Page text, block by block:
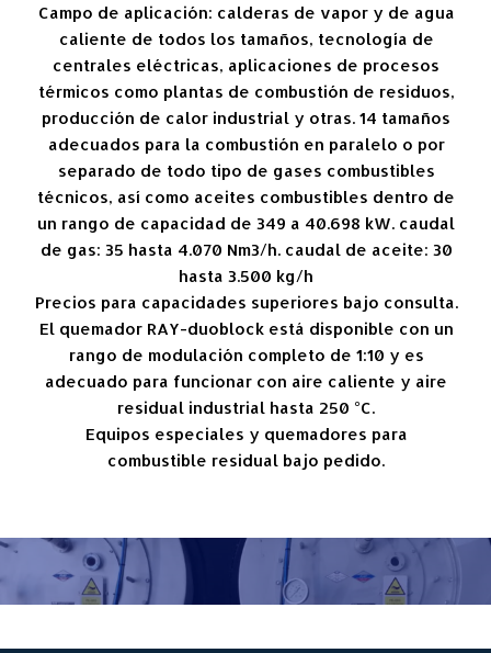
Campo de aplicación: calderas de vapor y de agua
caliente de todos los tamaños, tecnología de
centrales eléctricas, aplicaciones de procesos
térmicos como plantas de combustión de residuos,
producción de calor industrial y otras. 14 tamaños
adecuados para la combustión en paralelo o por
separado de todo tipo de gases combustibles
técnicos, así como aceites combustibles dentro de
un rango de capacidad de 349 a 40.698 kW. caudal
de gas: 35 hasta 4.070 Nm3/h. caudal de aceite: 30
hasta 3.500 kg/h
Precios para capacidades superiores bajo consulta.
El quemador RAY-duoblock está disponible con un
rango de modulación completo de 1:10 y es
adecuado para funcionar con aire caliente y aire
residual industrial hasta 250 °C.
Equipos especiales y quemadores para
combustible residual bajo pedido.